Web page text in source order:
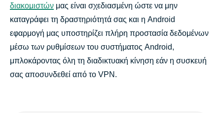
διακομιστών μας είναι σχεδιασμένη ώστε να μην
καταγράφει τη δραστηριότητά σας και η Android
εφαρμογή μας υποστηρίζει πλήρη προστασία δεδομένων
μέσω των ρυθμίσεων του συστήματος Android,
μπλοκάροντας όλη τη διαδικτυακή κίνηση εάν η συσκευή
σας αποσυνδεθεί από το VPN.